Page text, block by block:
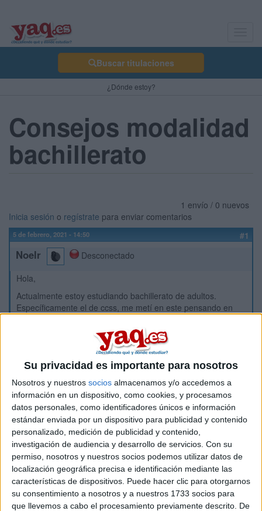
Su privacidad es importante para nosotros
Nosotros y nuestros socios almacenamos y/o accedemos a
información en un dispositivo, como cookies, y procesamos
datos personales, como identificadores únicos e información
estándar enviada por un dispositivo para publicidad y contenido
personalizado, medición de publicidad y contenido,
investigación de audiencia y desarrollo de servicios. Con su
permiso, nosotros y nuestros socios podemos utilizar datos de
localización geográfica precisa e identificación mediante las
características de dispositivos. Puede hacer clic para otorgarnos
su consentimiento a nosotros y a nuestros 1733 socios para
que llevemos a cabo el procesamiento previamente descrito. De
Buscar titulaciones
¿Dónde estoy?
Consejos modalidad
bachillerato
1 envío / 0 nuevos
Inicia sesión o regístrate para enviar comentarios
5 de febrero, 2021 - 14:50 #1
Noelr
Desconectado
Hola,
Actualmente estoy estudiando bachillerato de adultos.
Específicamente el de ccss, me metí en este pensando en
Pero me estoy dando cuenta de que me equivoqué al
Al principio cuando pensaba que bachiller escoger pensé en
ciencias, pero creo que no lo escogí por miedo, porque me
decían que era muy difícil.
Me gusta mucho la naturaleza y los animales, y creo que me
gustaría estudiar algo que tenga relación con eso. Pensé en
biología, pero no sé si sería lo mejor. Tal vez haya otro
estudio relacionado con animales (que no sea veterinaria)
Me tendría que cambiar de modalidad y repetir curso.
También tengo que decir que soy alguien muy indecisa y
puedo cambiar de opinión varias veces, pero supongo que es
porque no quiero equivocarme